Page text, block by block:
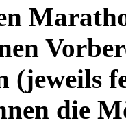
(jeweils
die